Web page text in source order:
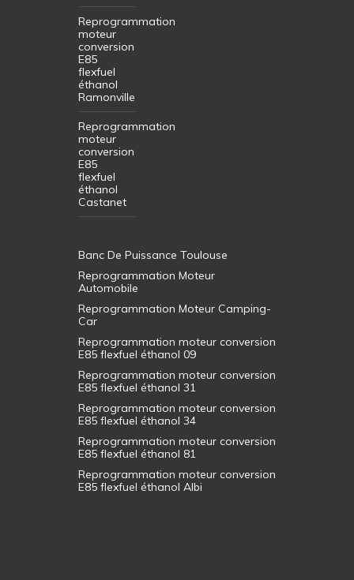
Reprogrammation
moteur
conversion
E85
flexfuel
éthanol
Ramonville
Reprogrammation
moteur
conversion
E85
flexfuel
éthanol
Castanet
Banc De Puissance Toulouse
Reprogrammation Moteur
Automobile
Reprogrammation Moteur Camping-
Car
Reprogrammation moteur conversion
E85 flexfuel éthanol 09
Reprogrammation moteur conversion
E85 flexfuel éthanol 31
Reprogrammation moteur conversion
E85 flexfuel éthanol 34
Reprogrammation moteur conversion
E85 flexfuel éthanol 81
Reprogrammation moteur conversion
E85 flexfuel éthanol Albi